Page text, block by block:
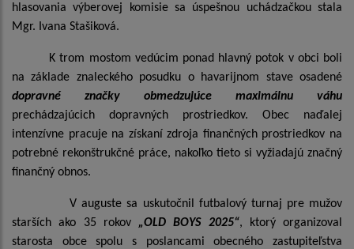
hlasovania výberovej komisie sa úspešnou uchádzačkou stala
Mgr. Ivana Stašiková.
K trom mostom vedúcim ponad hlavný potok v obci boli
na základe znaleckého posudku o havarijnom stave osadené
dopravné značky obmedzujúce maximálnu váhu
prechádzajúcich dopravných prostriedkov. Obec naďalej
intenzívne pracuje na získaní zdroja finančných prostriedkov na
potrebné rekonštrukčné práce, nakoľko tieto si vyžiadajú značný
finančný obnos.
V auguste sa uskutočnil futbalový turnaj pre mužov
starších ako 35 rokov „OLD BOYS 2025“, ktorý organizoval
starosta obce spolu s poslancami obecného zastupiteľstva